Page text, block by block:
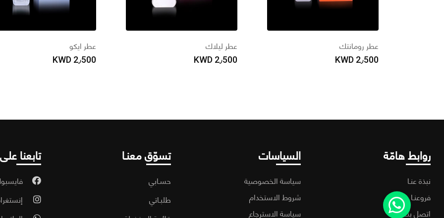
عطر رومانتك
2٫500 KWD
عطر ليلاك
2٫500 KWD
عطر ايكو
2٫500 KWD
روابط هامّة
نبذة عنـا
فروعنـا
اتصل بنـا
السياسات
سياسة الخصوصية
شروط الاستخدام
سياسة الاسترجاع
تسوّق معنـا
حسـابي
طلبـاتي
تابعنا على